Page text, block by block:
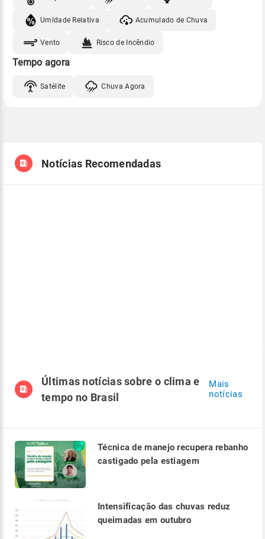
Umidade Relativa Acumulado de Chuva
Vento Risco de Incêndio
Tempo agora
Satélite Chuva Agora
Notícias Recomendadas
Últimas notícias sobre o clima e
tempo no Brasil
Mais
notícias
Técnica de manejo recupera rebanho
castigado pela estiagem
Intensificação das chuvas reduz
queimadas em outubro